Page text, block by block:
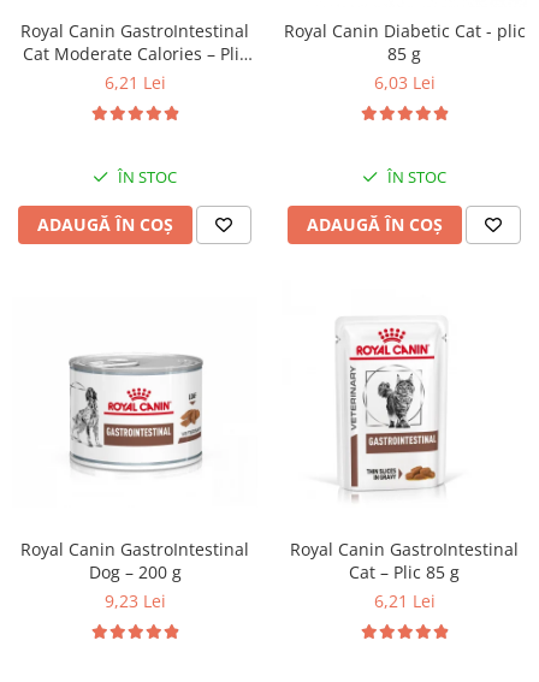
Royal Canin GastroIntestinal
Cat Moderate Calories – Plic
85 g
6,21 Lei
ÎN STOC
ADAUGĂ ÎN COȘ
Royal Canin Diabetic Cat - plic
85 g
6,03 Lei
ÎN STOC
ADAUGĂ ÎN COȘ
Royal Canin GastroIntestinal
Dog – 200 g
9,23 Lei
Royal Canin GastroIntestinal
Cat – Plic 85 g
6,21 Lei